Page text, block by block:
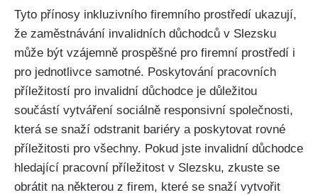
Tyto přínosy inkluzivního firemního prostředí ukazují,
že zaměstnávání invalidních důchodců v Slezsku
může být vzájemně prospěšné pro firemní prostředí i
pro jednotlivce samotné. Poskytování pracovních
příležitostí pro invalidní důchodce je důležitou
součástí vytváření sociálně responsivní společnosti,
která se snaží odstranit bariéry a poskytovat rovné
příležitosti pro všechny. Pokud jste invalidní důchodce
hledající pracovní příležitost v Slezsku, zkuste se
obrátit na některou z firem, které se snaží vytvořit